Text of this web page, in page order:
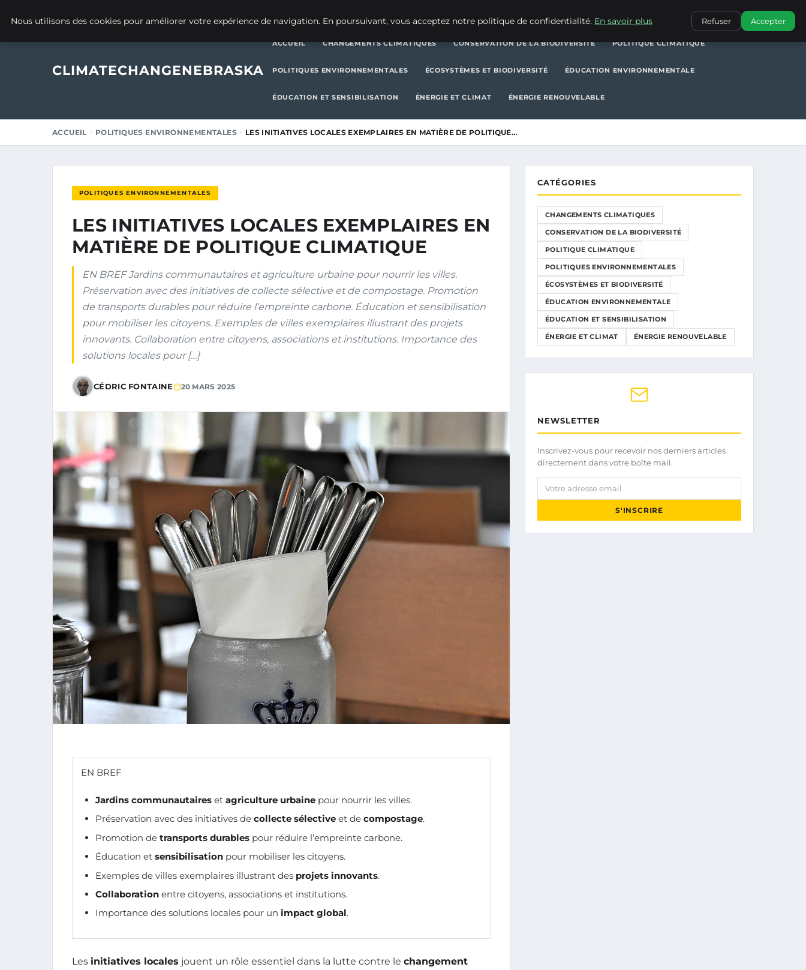
POLITIQUES ENVIRONNEMENTALES
CLIMATECHANGENEBRASKA
ACCUEIL CHANGEMENTS CLIMATIQUES CONSERVATION DE LA BIODIVERSITÉ POLITIQUE CLIMATIQUE
POLITIQUES ENVIRONNEMENTALES ÉCOSYSTÈMES ET BIODIVERSITÉ ÉDUCATION ENVIRONNEMENTALE
ÉDUCATION ET SENSIBILISATION ÉNERGIE ET CLIMAT ÉNERGIE RENOUVELABLE
ACCUEIL POLITIQUES ENVIRONNEMENTALES LES INITIATIVES LOCALES EXEMPLAIRES EN MATIÈRE DE POLITIQUE…
POLITIQUES ENVIRONNEMENTALES
LES INITIATIVES LOCALES EXEMPLAIRES EN
MATIÈRE DE POLITIQUE CLIMATIQUE
EN BREF Jardins communautaires et agriculture urbaine pour nourrir les villes.
Préservation avec des initiatives de collecte sélective et de compostage. Promotion
de transports durables pour réduire l’empreinte carbone. Éducation et sensibilisation
pour mobiliser les citoyens. Exemples de villes exemplaires illustrant des projets
innovants. Collaboration entre citoyens, associations et institutions. Importance des
solutions locales pour […]
CÉDRIC FONTAINE 20 MARS 2025
EN BREF
Jardins communautaires et agriculture urbaine pour nourrir les villes.
Préservation avec des initiatives de collecte sélective et de compostage.
Promotion de transports durables pour réduire l’empreinte carbone.
Éducation et sensibilisation pour mobiliser les citoyens.
Exemples de villes exemplaires illustrant des projets innovants.
Collaboration entre citoyens, associations et institutions.
Importance des solutions locales pour un impact global.
Les initiatives locales jouent un rôle essentiel dans la lutte contre le changement
CATÉGORIES
CHANGEMENTS CLIMATIQUES
CONSERVATION DE LA BIODIVERSITÉ
POLITIQUE CLIMATIQUE
POLITIQUES ENVIRONNEMENTALES
ÉCOSYSTÈMES ET BIODIVERSITÉ
ÉDUCATION ENVIRONNEMENTALE
ÉDUCATION ET SENSIBILISATION
ÉNERGIE ET CLIMAT ÉNERGIE RENOUVELABLE
NEWSLETTER
Inscrivez-vous pour recevoir nos derniers articles
directement dans votre boîte mail.
Votre adresse email
S'INSCRIRE
Nous utilisons des cookies pour améliorer votre expérience de navigation. En poursuivant, vous acceptez notre politique de confidentialité. En savoir plus Refuser Accepter